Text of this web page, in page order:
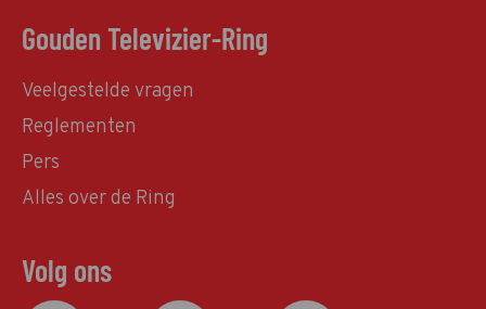
Gouden Televizier-Ring
Veelgestelde vragen
Reglementen
Pers
Alles over de Ring
Volg ons